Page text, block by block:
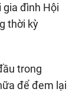
đình Hội
thời kỳ
trong
để đem lại